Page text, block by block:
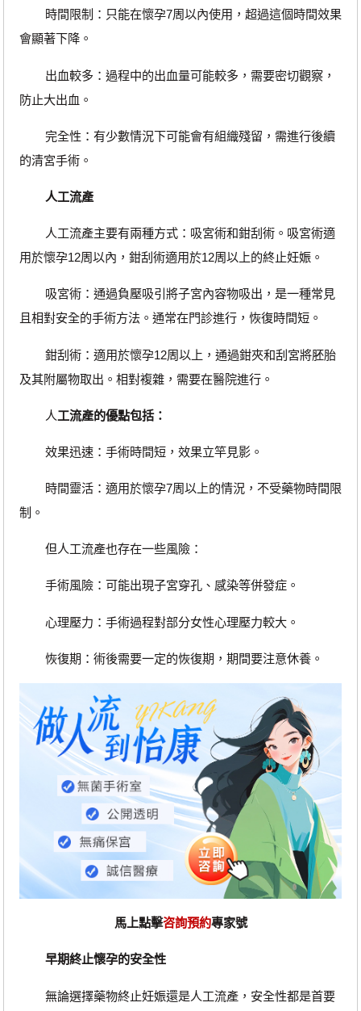
時間限制：只能在懷孕7周以內使用，超過這個時間效果
會顯著下降。
出血較多：過程中的出血量可能較多，需要密切觀察，
防止大出血。
完全性：有少數情況下可能會有組織殘留，需進行後續
的清宮手術。
人工流產
人工流產主要有兩種方式：吸宮術和鉗刮術。吸宮術適
用於懷孕12周以內，鉗刮術適用於12周以上的終止妊娠。
吸宮術：通過負壓吸引將子宮內容物吸出，是一種常見
且相對安全的手術方法。通常在門診進行，恢復時間短。
鉗刮術：適用於懷孕12周以上，通過鉗夾和刮宮將胚胎
及其附屬物取出。相對複雜，需要在醫院進行。
人工流產的優點包括：
效果迅速：手術時間短，效果立竿見影。
時間靈活：適用於懷孕7周以上的情況，不受藥物時間限
制。
但人工流產也存在一些風險：
手術風險：可能出現子宮穿孔、感染等併發症。
心理壓力：手術過程對部分女性心理壓力較大。
恢復期：術後需要一定的恢復期，期間要注意休養。
馬上點擊咨詢預約專家號
早期終止懷孕的安全性
無論選擇藥物終止妊娠還是人工流產，安全性都是首要